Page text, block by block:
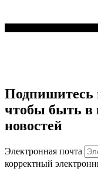
Подпишитесь
чтобы быть в
новостей
Электронная почта
корректный